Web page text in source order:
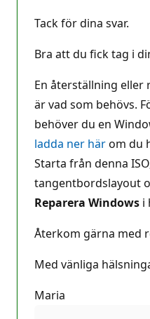
Tack för dina svar.
Bra att du fick tag i
En återställning eller
är vad som behövs.
behöver du en
ladda ner härom du
Starta från denna
tangentbordslayout
Reparera Windows i
Återkom gärna med
Med vänliga
Maria